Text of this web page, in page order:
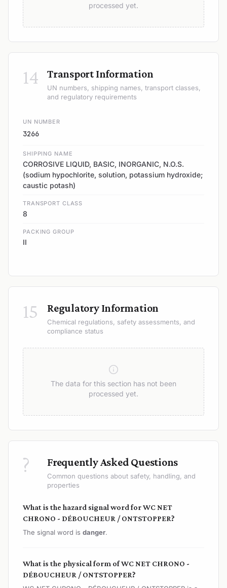
processed yet.
14 Transport Information
UN numbers, shipping names, transport classes,
and regulatory requirements
UN NUMBER
3266
SHIPPING NAME
CORROSIVE LIQUID, BASIC, INORGANIC, N.O.S.
(sodium hypochlorite, solution, potassium hydroxide;
caustic potash)
TRANSPORT CLASS
8
PACKING GROUP
II
15 Regulatory Information
Chemical regulations, safety assessments, and
compliance status
The data for this section has not been
processed yet.
? Frequently Asked Questions
Common questions about safety, handling, and
properties
What is the hazard signal word for WC NET
CHRONO - DÉBOUCHEUR / ONTSTOPPER?
The signal word is danger.
What is the physical form of WC NET CHRONO -
DÉBOUCHEUR / ONTSTOPPER?